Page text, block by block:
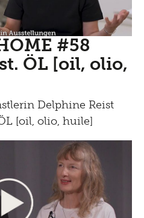
#58
ÖL [oil, olio,
Delphine Reist
[oil, olio, huile]